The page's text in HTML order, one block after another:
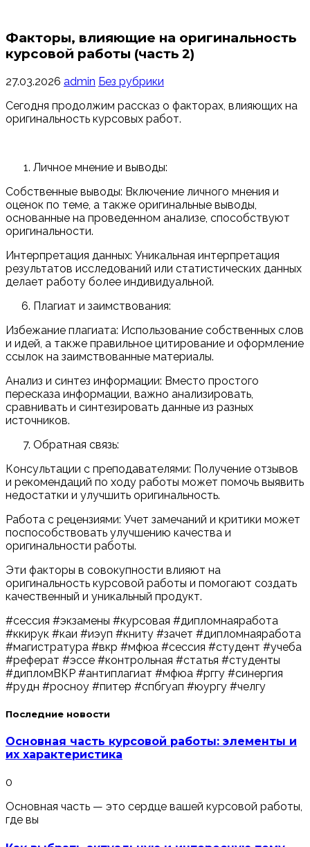
Факторы, влияющие на оригинальность
курсовой работы (часть 2)
27.03.2026 admin Без рубрики
Сегодня продолжим рассказ о факторах, влияющих на
оригинальность курсовых работ.
Личное мнение и выводы:
Собственные выводы: Включение личного мнения и
оценок по теме, а также оригинальные выводы,
основанные на проведенном анализе, способствуют
оригинальности.
Интерпретация данных: Уникальная интерпретация
результатов исследований или статистических данных
делает работу более индивидуальной.
Плагиат и заимствования:
Избежание плагиата: Использование собственных слов
и идей, а также правильное цитирование и оформление
ссылок на заимствованные материалы.
Анализ и синтез информации: Вместо простого
пересказа информации, важно анализировать,
сравнивать и синтезировать данные из разных
источников.
Обратная связь:
Консультации с преподавателями: Получение отзывов
и рекомендаций по ходу работы может помочь выявить
недостатки и улучшить оригинальность.
Работа с рецензиями: Учет замечаний и критики может
поспособствовать улучшению качества и
оригинальности работы.
Эти факторы в совокупности влияют на
оригинальность курсовой работы и помогают создать
качественный и уникальный продукт.
#сессия #экзамены #курсовая #дипломнаяработа
#ккирук #каи #иэуп #книту #зачет #дипломнаяработа
#магистратура #вкр #мфюа #сессия #студент #учеба
#реферат #эссе #контрольная #статья #студенты
#дипломВКР #антиплагиат #мфюа #рггу #синергия
#рудн #росноу #питер #спбгуап #юургу #челгу
Последние новости
Основная часть курсовой работы: элементы и
их характеристика
0
Основная часть — это сердце вашей курсовой работы,
где вы